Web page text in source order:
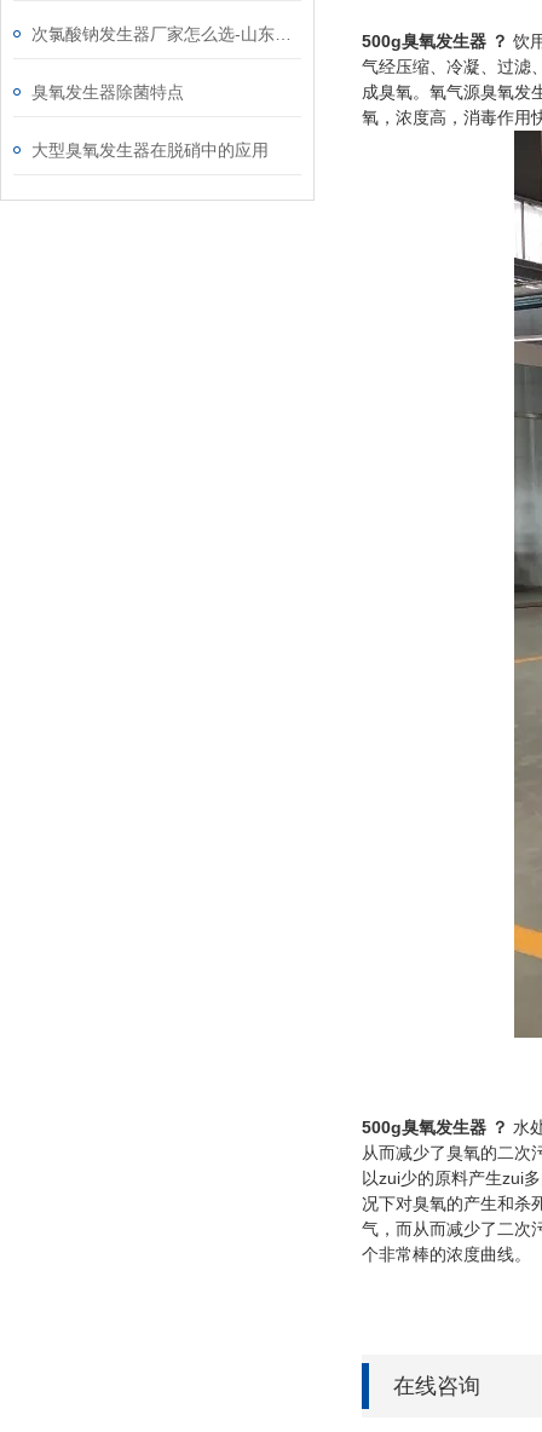
臭氧发生器除菌特点
大型臭氧发生器在脱硝中的应用
500g臭氧发生器 ？ 饮
气经压缩、冷凝、过滤
成臭氧。氧气源臭氧发
氧，浓度高，消毒作用
500g臭氧发生器 ？ 水
从而减少了臭氧的二次
以zui少的原料产生zui
况下对臭氧的产生和杀
气，而从而减少了二次
个非常棒的浓度曲线。
在线咨询